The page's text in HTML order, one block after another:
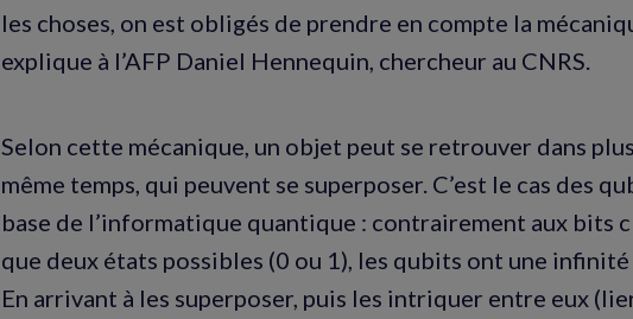
les choses, on est obligés de prendre en compte la
explique à l’AFP Daniel Hennequin, chercheur au CNRS.
Selon cette mécanique, un objet peut se retrouver dans
même temps, qui peuvent se superposer. C’est le cas des
base de l’informatique quantique : contrairement aux bits
que deux états possibles (0 ou 1), les qubits ont une infinité
En arrivant à les superposer, puis les intriquer entre eux